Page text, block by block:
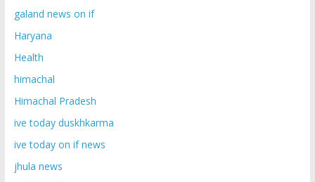
galand news on if
Haryana
Health
himachal
Himachal Pradesh
ive today duskhkarma
ive today on if news
jhula news